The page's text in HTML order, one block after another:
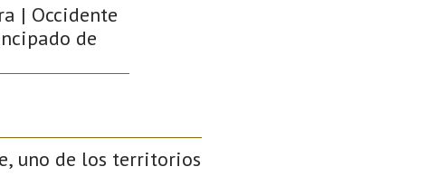
| Occidente
de
uno de los territorios